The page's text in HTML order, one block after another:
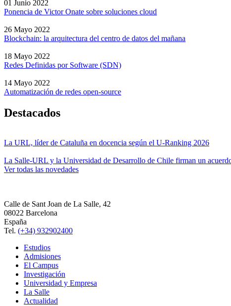
01 Junio 2022
Ponencia de Victor Onate sobre soluciones cloud
26 Mayo 2022
Blockchain: la arquitectura del centro de datos del mañana
18 Mayo 2022
Redes Definidas por Software (SDN)
14 Mayo 2022
Automatización de redes open-source
Destacados
La URL, líder de Cataluña en docencia según el U-Ranking 2026
La Salle-URL y la Universidad de Desarrollo de Chile firman un
Ver todas las novedades
Calle de Sant Joan de La Salle, 42
08022 Barcelona
España
Tel. (+34) 932902400
Estudios
Admisiones
El Campus
Investigación
Universidad y Empresa
La Salle
Actualidad